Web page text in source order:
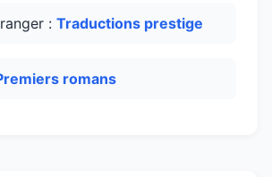
: Traductions prestige
romans